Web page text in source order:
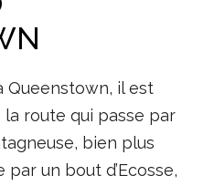
Queenstown, il est
route qui passe par
bien plus
un bout d’Ecosse,